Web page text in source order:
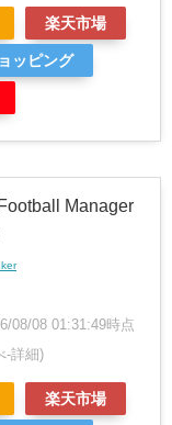
楽天市場
ッピング
Manager
08/08 01:31:49時点
-詳細)
楽天市場